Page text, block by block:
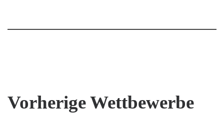
Vorherige Wettbewerbe